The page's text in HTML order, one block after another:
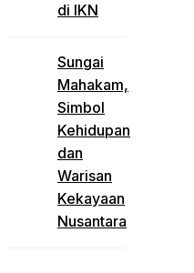
di IKN
Sungai
Mahakam,
Simbol
Kehidupan
dan
Warisan
Kekayaan
Nusantara